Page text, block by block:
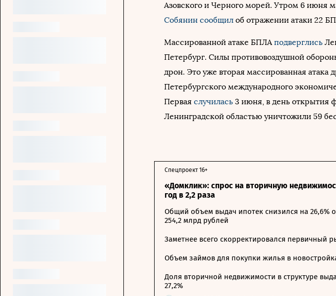
Азовского и Черного морей. Утром 6 июня
Собянин сообщил об отражении атаки 22
Массированной атаке БПЛАподверглись
Петербург. Силы противовоздушной
дрон. Это уже вторая массированная атака
Петербургского международного
Первая случилась 3 июня, в день открытия
Ленинградской областью уничтожили 59
«Домклик»: спрос на вторичную
год в 2,2 раза
Спецпроект 16+
Общий объем выдач ипотек снизился на 26,6%
254,2 млрд рублей
Заметнее всего скорректировался первичный
Объем займов для покупки жилья в
Доля вторичной недвижимости в структуре
27,2%